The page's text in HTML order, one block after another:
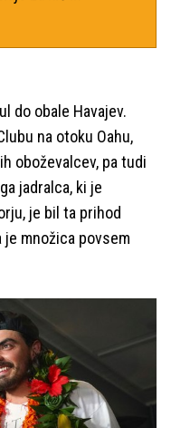
do obale Havajev.
na otoku Oahu,
oboževalcev, pa tudi
jadralca, ki je
je bil ta prihod
množica povsem